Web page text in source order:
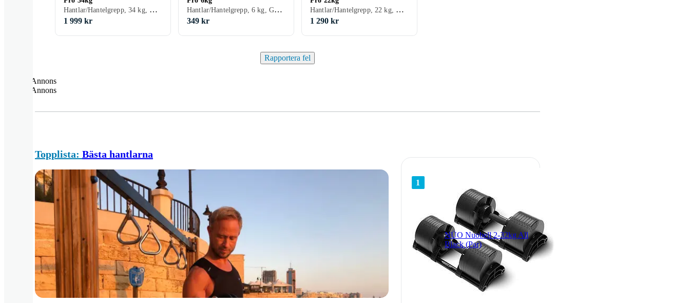
Hantlar/Hantelgrepp, 34 kg, Gummi
1 999 kr
Hantlar/Hantelgrepp, 6 kg, Gummi
349 kr
Hantlar/Hantelgrepp, 22 kg, Gummi
1 290 kr
Rapportera fel
Annons
Annons
Topplista: Bästa hantlarna
1
NÜO Nuobell 2-32kg All
Black (Par)